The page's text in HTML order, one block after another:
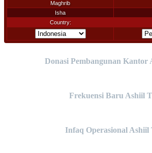
Donasi Pembangunan Kantor
Frekuensi Baru Ashiil
Infaq Operasional Ashiil